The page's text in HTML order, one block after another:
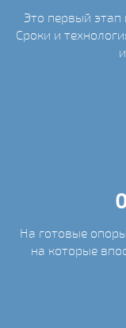
Это первый этап
Сроки и
На готовые
на которые